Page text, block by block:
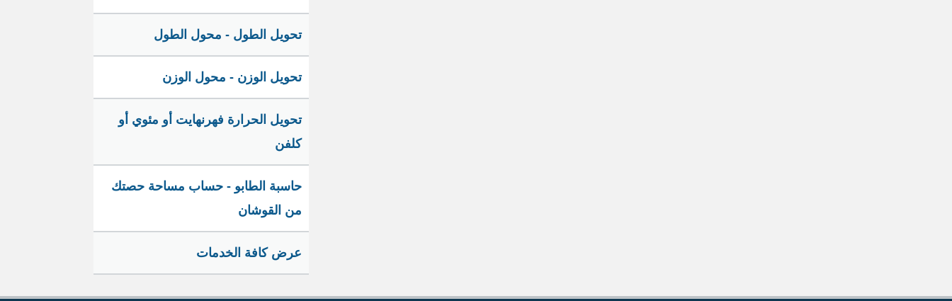
تحويل الطول - محول الطول
تحويل الوزن - محول الوزن
تحويل الحرارة فهرنهايت أو مئوي أو
كلفن
حاسبة الطابو - حساب مساحة حصتك
من القوشان
عرض كافة الخدمات